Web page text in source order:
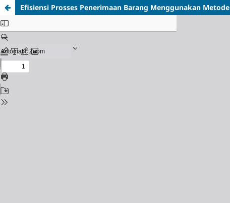
Efisiensi Prosses Penerimaan Barang Menggunakan Metode